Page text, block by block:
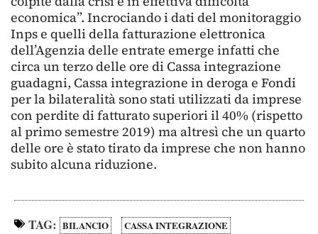
economica”. Incrociando i dati del monitoraggio
Inps e quelli della fatturazione elettronica
dell’Agenzia delle entrate emerge infatti che
circa un terzo delle ore di Cassa integrazione
guadagni, Cassa integrazione in deroga e Fondi
per la bilateralità sono stati utilizzati da imprese
con perdite di fatturato superiori il 40% (rispetto
al primo semestre 2019) ma altresì che un quarto
delle ore è stato tirato da imprese che non hanno
subito alcuna riduzione.
TAG: BILANCIO CASSA INTEGRAZIONE